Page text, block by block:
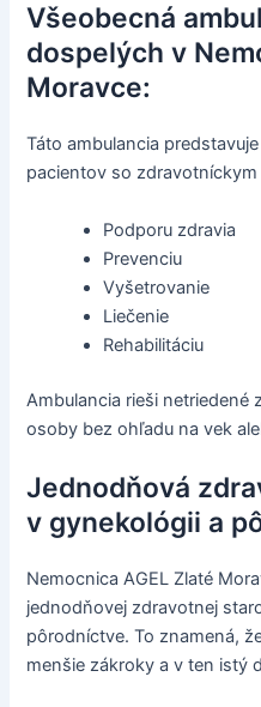
Všeobecná
dospelých v
Moravce:
Táto ambulancia
pacientov so
Podporu zdravia
Prevenciu
Vyšetrovanie
Liečenie
Rehabilitáciu
Ambulancia rieši
osoby bez ohľadu na vek
Jednodňová
v gynekológii a
Nemocnica AGEL Zlaté
jednodňovej zdravotnej
pôrodníctve. To znamená,
menšie zákroky a v ten istý